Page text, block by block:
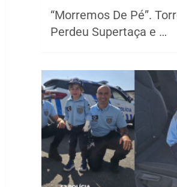
“Morremos De Pé”.
Perdeu Supertaça e …